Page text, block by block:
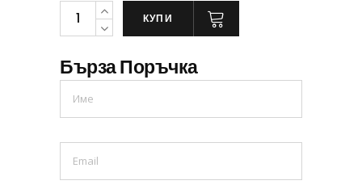
КУПИ
Бърза Поръчка